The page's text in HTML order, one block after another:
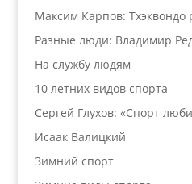
Максим Карпов: Тхэквондо
Разные люди: Владимир
На службу людям
10 летних видов спорта
Сергей Глухов: «Спорт
Исаак Валицкий
Зимний спорт